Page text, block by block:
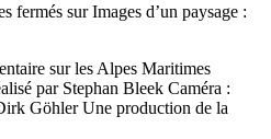
fermés sur Images d’un paysage :
sur les Alpes Maritimes
par Stephan Bleek Caméra :
Göhler Une production de la